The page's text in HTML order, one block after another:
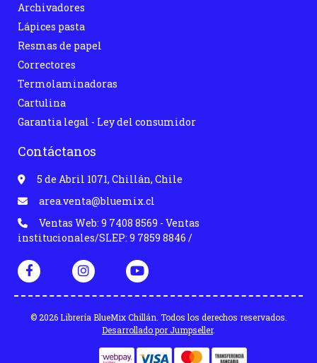
Archivadores
Lápices pasta
Resmas de papel
Correctores
Termolaminadoras
Cartulina
Garantia legal - Ley del consumidor
Contáctanos
5 de Abril 1071, Chillán, Chile
area.venta@bluemix.cl
Ventas Web: 9 7408 8569 - Ventas
institucionales/SLEP: 9 7859 8846 /
© 2026 Librería BlueMix Chillán. Todos los derechos reservados.
Desarrollado por Jumpseller.